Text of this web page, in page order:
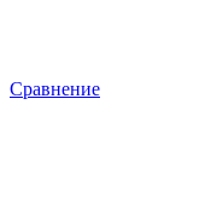
Сравнение